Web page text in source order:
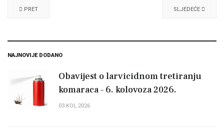
PRET SLJEDEĆE
NAJNOVIJE DODANO
Obavijest o larvicidnom tretiranju
komaraca – 6. kolovoza 2026.
03.KOL.2026